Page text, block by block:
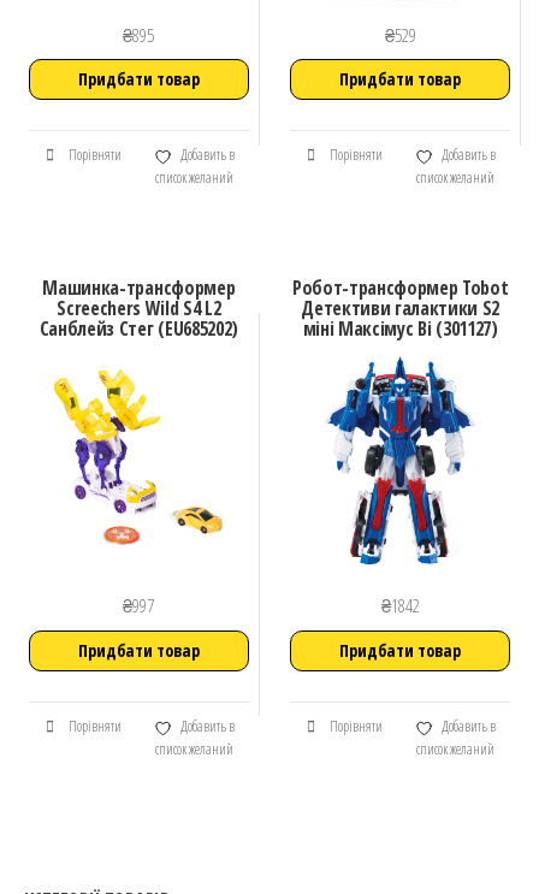
₴895
Придбати товар
Порівняти
Добавить в
список желаний
₴529
Придбати товар
Порівняти
Добавить в
список желаний
Машинка-трансформер
Screechers Wild S4 L2
Санблейз Стег (EU685202)
₴997
Придбати товар
Порівняти
Добавить в
список желаний
Робот-трансформер Tobot
Детективи галактики S2
міні Максімус Ві (301127)
₴1842
Придбати товар
Порівняти
Добавить в
список желаний